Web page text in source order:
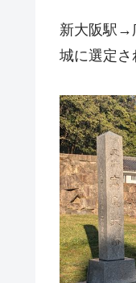
新大阪駅→
城に選定さ